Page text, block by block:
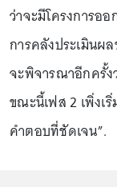
ว่าจะมีโครงการอ
การคลังประเมินผ
จะพิจารณาอีกครั้ง
ขณะนี้เฟส 2 เพิ่งเ
คำตอบที่ชัดเจน”.